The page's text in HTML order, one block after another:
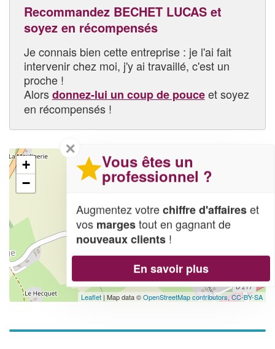
Recommandez BECHET LUCAS et
soyez en récompensés
Je connais bien cette entreprise : je l'ai fait
intervenir chez moi, j'y ai travaillé, c'est un
proche !
Alorsdonnez-lui un coup de pouceet soyez
en récompensés !
+
−
Leaflet | Map data ©OpenStreetMap contributors,CC-BY-SA
✕
Vous êtes un
professionnel ?
Augmentez votrechiffre d'affaireset
vos margestout en gagnant de
nouveaux clients !
En savoir plus